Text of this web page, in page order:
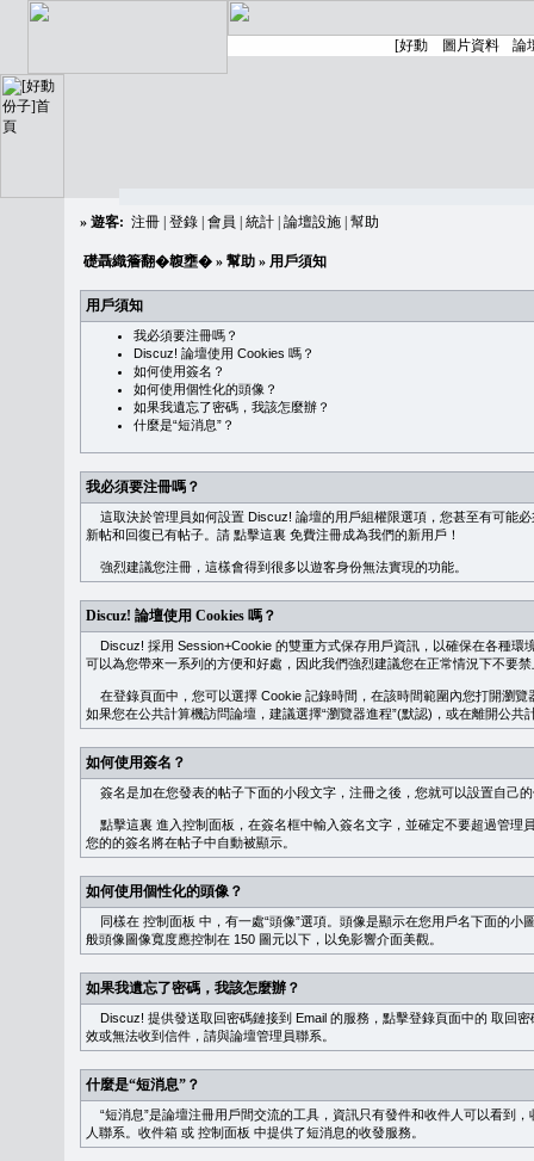
» 遊客: 注冊 登錄 會員 統計 論壇設施 幫助
礎聶織簷翻�䪖壅� » 幫助 » 用戶須知
用戶須知
我必須要注冊嗎？
Discuz! 論壇使用 Cookies 嗎？
如何使用簽名？
如何使用個性化的頭像？
如果我遺忘了密碼，我該怎麼辦？
什麼是“短消息”？
我必須要注冊嗎？
這取決於管理員如何設置 Discuz! 論壇的用戶組權限選項，您甚至有可能
新帖和回復已有帖子。請 點擊這裏 免費注冊成為我們的新用戶！
強烈建議您注冊，這樣會得到很多以遊客身份無法實現的功能。
Discuz! 論壇使用 Cookies 嗎？
Discuz! 採用 Session+Cookie 的雙重方式保存用戶資訊，以確保在各種環
可以為您帶來一系列的方便和好處，因此我們強烈建議您在正常情況下不要
在登錄頁面中，您可以選擇 Cookie 記錄時間，在該時間範圍內您打開瀏
如果您在公共計算機訪問論壇，建議選擇“瀏覽器進程”(默認)，或在離開公共
如何使用簽名？
簽名是加在您發表的帖子下面的小段文字，注冊之後，您就可以設置自己
點擊這裏 進入控制面板，在簽名框中輸入簽名文字，並確定不要超過管
您的的簽名將在帖子中自動被顯示。
如何使用個性化的頭像？
同樣在 控制面板 中，有一處“頭像”選項。頭像是顯示在您用戶名下面的
般頭像圖像寬度應控制在 150 圖元以下，以免影響介面美觀。
如果我遺忘了密碼，我該怎麼辦？
Discuz! 提供發送取回密碼鏈接到 Email 的服務，點擊登錄頁面中的 取回密
效或無法收到信件，請與論壇管理員聯系。
什麼是“短消息”？
“短消息”是論壇注冊用戶間交流的工具，資訊只有發件和收件人可以看到
人聯系。 收件箱 或 控制面板 中提供了短消息的收發服務。